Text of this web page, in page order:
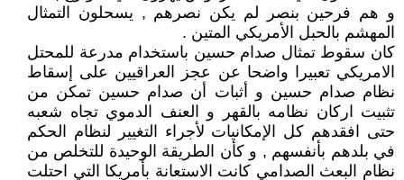
و هم فرحين بنصر لم يكن نصرهم , يسحلون التمثال
المهشم بالحبل الأمريكي المتين .
كان سقوط تمثال صدام حسين باستخدام مدرعة للمحتل
الامريكي تعبيرا واضحا عن عجز العراقيين على إسقاط
نظام صدام حسين و أثبات أن صدام حسين تمكن من
تثبيت اركان نظامه بالقهر و العنف الدموي تجاه شعبه
حتى افقدهم كل الإمكانيات لأجراء التغيير لنظام الحكم
في بلدهم بأنفسهم , و كأن الطريقة الوحيدة للتخلص من
نظام البعث الصدامي كانت الاستعانة بأمريكا التي احتلت